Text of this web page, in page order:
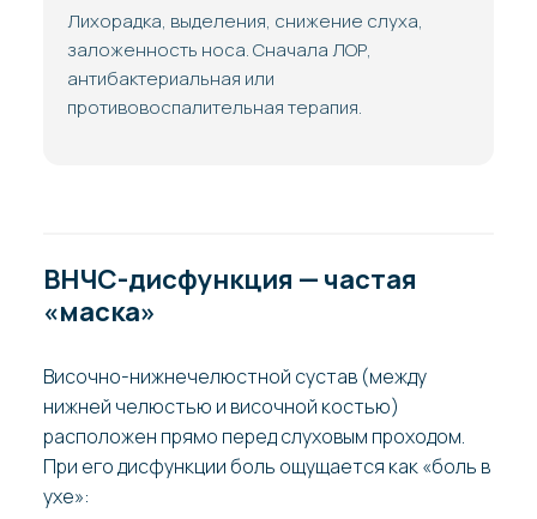
Лихорадка, выделения, снижение слуха,
заложенность носа. Сначала ЛОР,
антибактериальная или
противовоспалительная терапия.
ВНЧС-дисфункция — частая
«маска»
Височно-нижнечелюстной сустав (между
нижней челюстью и височной костью)
расположен прямо перед слуховым проходом.
При его дисфункции боль ощущается как «боль в
ухе»: